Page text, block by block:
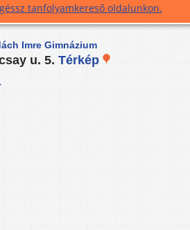
tanfolyamkereső oldalunkon.
Imre Gimnázium
u. 5. Térkép